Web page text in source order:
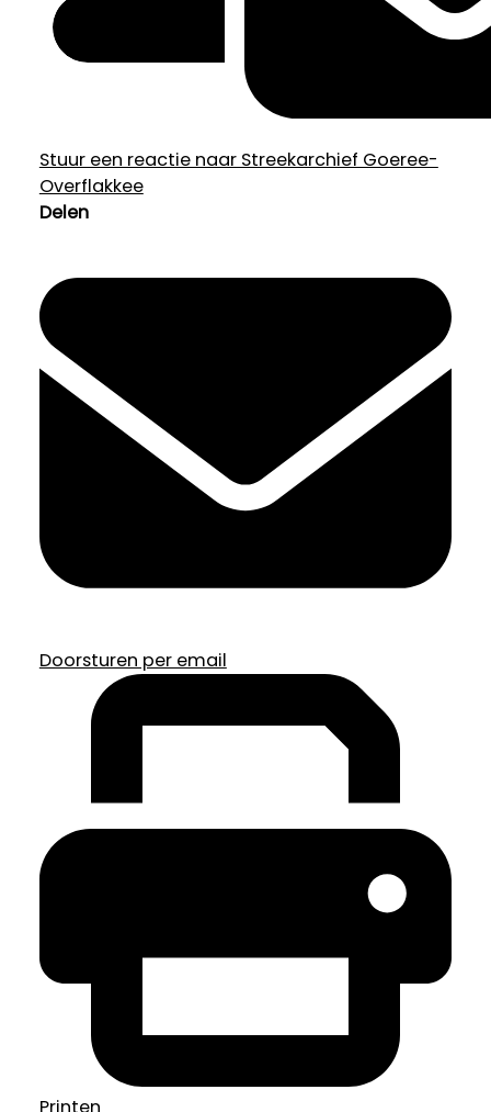
Stuur een reactie naar Streekarchief Goeree-
Overflakkee
Delen
Doorsturen per email